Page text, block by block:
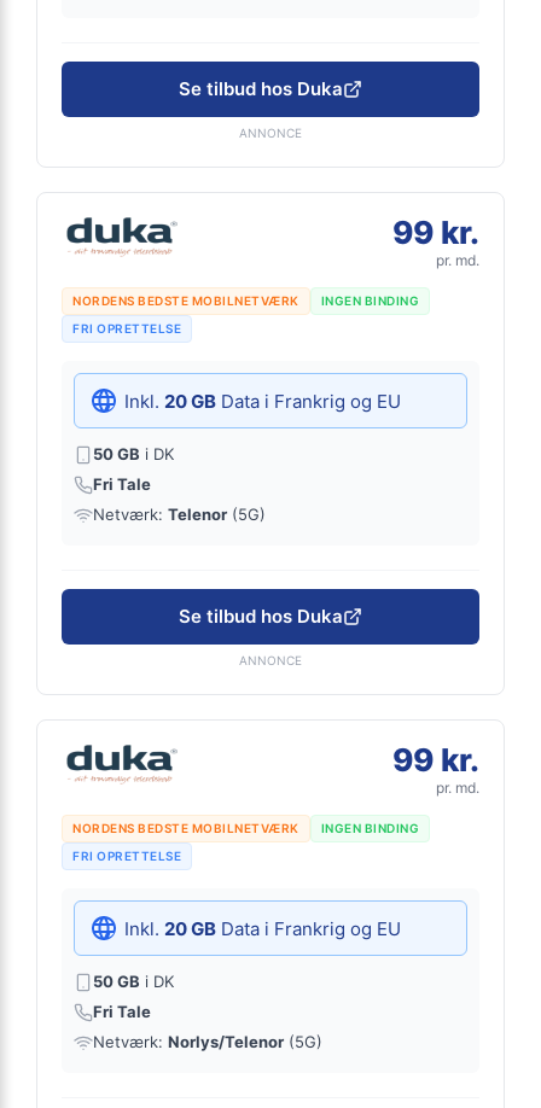
Se tilbud hos Duka
ANNONCE
99 kr.
pr. md.
NORDENS BEDSTE MOBILNETVÆRK
INGEN BINDING
FRI OPRETTELSE
Inkl. 20 GB Data i Frankrig og EU
50 GB i DK
Fri Tale
Netværk: Telenor (5G)
Se tilbud hos Duka
ANNONCE
99 kr.
pr. md.
NORDENS BEDSTE MOBILNETVÆRK
INGEN BINDING
FRI OPRETTELSE
Inkl. 20 GB Data i Frankrig og EU
50 GB i DK
Fri Tale
Netværk: Norlys/Telenor (5G)